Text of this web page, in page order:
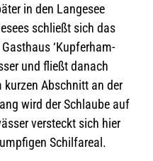
in den Lan­ge­see
schließt sich das
‘Kup­fer­ham­
und fließt danach
kur­zen Abschnitt an der
wird der Schlaube auf
ver­steckt sich hier
Schilfareal.